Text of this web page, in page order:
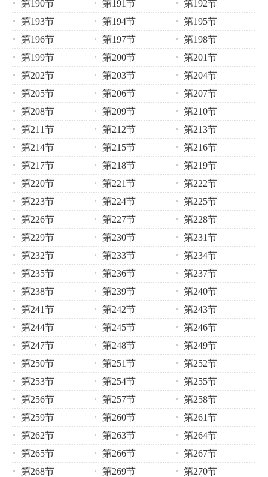
第190节 第191节
第192节
第193节
第194节
第195节
第196节
第197节
第198节
第199节
第200节
第201节
第202节
第203节
第204节
第205节
第206节
第207节
第208节
第209节
第210节
第211节
第212节
第213节
第214节
第215节
第216节
第217节
第218节
第219节
第220节
第221节
第222节
第223节
第224节
第225节
第226节
第227节
第228节
第229节
第230节
第231节
第232节
第233节
第234节
第235节
第236节
第237节
第238节
第239节
第240节
第241节
第242节
第243节
第244节
第245节
第246节
第247节
第248节
第249节
第250节
第251节
第252节
第253节
第254节
第255节
第256节
第257节
第258节
第259节
第260节
第261节
第262节
第263节
第264节
第265节
第266节
第267节
第268节
第269节
第270节